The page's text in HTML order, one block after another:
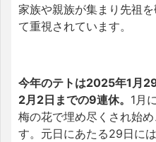
家族や親族が集まり先祖
て重視されています。
今年のテトは2025年1月
2月2日までの9連休。 1月
梅の花で埋め尽くされ始
す。元日にあたる29日に